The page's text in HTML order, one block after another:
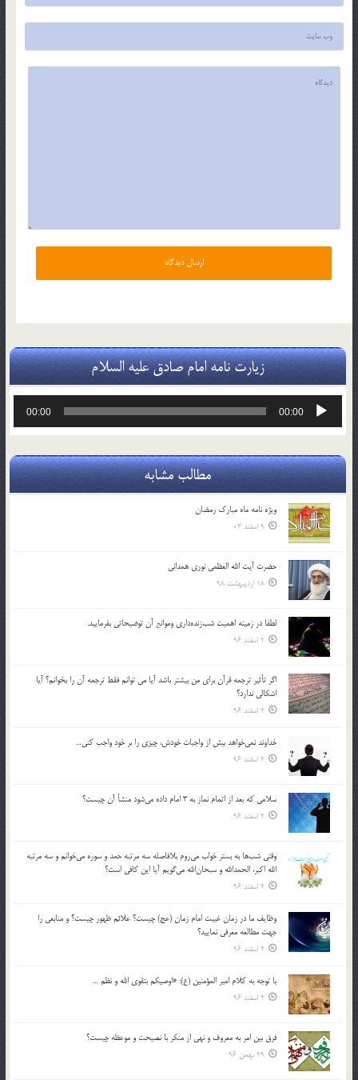
زیارت نامه امام صادق علیه السلام
پخش‌کننده
00:00
00:00
مطالب مشابه
ویژه نامه ماه مبارک رمضان
9 اسفند 03
حضرت آیت الله العظمی نوری همدانی
18 اردیبهشت 98
لطفا در زمينه اهميت شب‌زنده‌داري وموانع آن توضيحاتي بفرماييد.
2 اسفند 96
اگر تأثير ترجمه قرآن براي من بيشتر باشد آيا مي توانم فقط ترجمه آن را بخوانم؟ آيا
اشكالي ندارد؟
2 اسفند 96
خداوند نمي‌خواهد بيش از واجبات خودش، چيزي را بر خود واجب كني…
2 اسفند 96
سلامي كه بعد از اتمام نماز به 3 امام داده مي‌شود منشأ آن چيست؟
2 اسفند 96
وقتي شب‌ها به بستر خواب مي‌روم بلافاصله سه مرتبه حمد و سوره مي‌خوانم و سه مرتبه
الله اكبر، الحمدالله و سبحان‌الله مي‌گويم آيا اين كافي است؟
2 اسفند 96
وظايف ما در زمان غيبت امام زمان (عج) چيست؟ علائم ظهور چيست؟ و منابعي را
جهت مطالعه معرفي نماييد؟
2 اسفند 96
با توجه به كلام امير المؤمنين (ع): «اوصيكم بتقوي الله و نظم …
2 اسفند 96
فرق بين امر به معروف و نهي از منكر با نصيحت و موعظه چيست؟
29 بهمن 96